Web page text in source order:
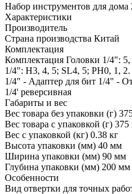
Набор инструментов для
Характеристики
Производитель
Страна производства Китай
Комплектация
Комплектация Головки 1/4":
1/4": Н3, 4, 5; SL4, 5; РН0, 1, 2.
1/4" - Адаптер для бит 1/4" -
1/4' реверсивная
Габариты и вес
Вес товара без упаковки (г)
Вес товара с упаковкой (г) 375
Вес с упаковкой (кг) 0.38 кг
Высота упаковки (мм) 40 мм
Ширина упаковки (мм) 90 мм
Глубина упаковки (мм) 200 мм
Особенности
Вид отвертки для точных